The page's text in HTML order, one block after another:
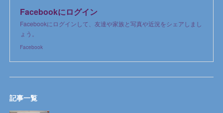
Facebookにログイン
Facebookにログインして、友達や家族と写真や近況をシェアしまし
ょう。
Facebook
記事一覧